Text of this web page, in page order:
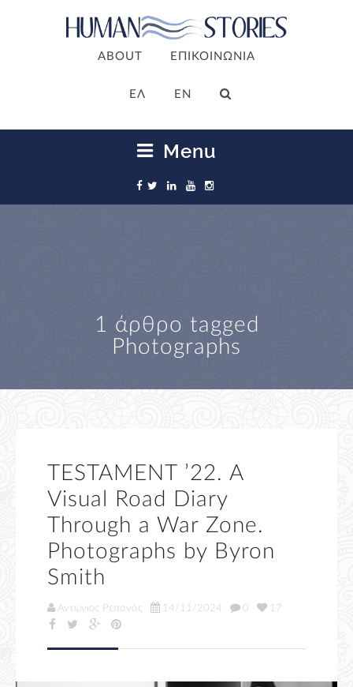
ABOUT ΕΠΙΚΟΙΝΩΝΙΑ
ΕΛ EN
Menu
1 άρθρο tagged
Photographs
TESTAMENT ’22. A
Visual Road Diary
Through a War Zone.
Photographs by Byron
Smith
Αντώνιος Ρεπανάς 14/11/2024 0 17